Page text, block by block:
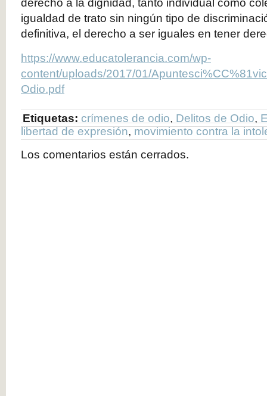
derecho a la dignidad, tanto individual como
igualdad de trato sin ningún tipo de
definitiva, el derecho a ser iguales en tener
https://www.educatolerancia.com/wp-
content/uploads/2017/01/
Odio.pdf
Etiquetas: crímenes de odio, Delitos de Odio,
libertad de expresión,movimiento contra la
Los comentarios están cerrados.